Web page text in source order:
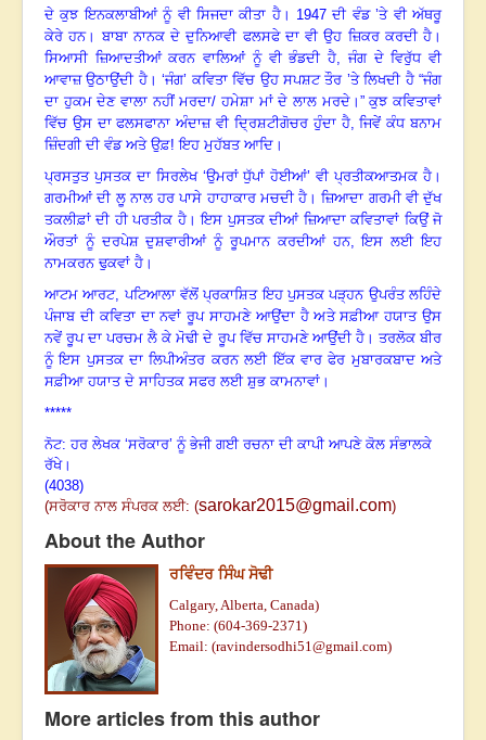
ਦੇ ਕੁਝ ਇਨਕਲਾਬੀਆਂ ਨੂੰ ਵੀ ਸਿਜਦਾ ਕੀਤਾ ਹੈ। 1947 ਦੀ ਵੰਡ ’ਤੇ ਵੀ ਅੱਥਰੂ
ਕੇਰੇ ਹਨ। ਬਾਬਾ ਨਾਨਕ ਦੇ ਦੁਨਿਆਵੀ ਫਲਸਫੇ ਦਾ ਵੀ ਉਹ ਜ਼ਿਕਰ ਕਰਦੀ ਹੈ।
ਸਿਆਸੀ ਜ਼ਿਆਦਤੀਆਂ ਕਰਨ ਵਾਲਿਆਂ ਨੂੰ ਵੀ ਭੰਡਦੀ ਹੈ, ਜੰਗ ਦੇ ਵਿਰੁੱਧ ਵੀ
ਆਵਾਜ਼ ਉਠਾਉਂਦੀ ਹੈ।‘ਜੰਗ’ ਕਵਿਤਾ ਵਿੱਚ ਉਹ ਸਪਸ਼ਟ ਤੌਰ ’ਤੇ ਲਿਖਦੀ ਹੈ “ਜੰਗ
ਦਾ ਹੁਕਮ ਦੇਣ ਵਾਲਾ ਨਹੀਂ ਮਰਦਾ/ ਹਮੇਸ਼ਾ ਮਾਂ ਦੇ ਲਾਲ ਮਰਦੇ।”ਕੁਝ ਕਵਿਤਾਵਾਂ
ਵਿੱਚ ਉਸ ਦਾ ਫਲਸਫਾਨਾ ਅੰਦਾਜ਼ ਵੀ ਦ੍ਰਿਸ਼ਟੀਗੋਚਰ ਹੁੰਦਾ ਹੈ, ਜਿਵੇਂ ਕੰਧ ਬਨਾਮ
ਜ਼ਿੰਦਗੀ ਦੀ ਵੰਡ ਅਤੇ ਉਫ਼! ਇਹ ਮੁਹੱਬਤ ਆਦਿ ।
ਪ੍ਰਸਤੁਤ ਪੁਸਤਕ ਦਾ ਸਿਰਲੇਖ ‘ਉਮਰਾਂ ਧੁੱਪਾਂ ਹੋਈਆਂ’ ਵੀ ਪ੍ਰਤੀਕਆਤਮਕ ਹੈ ।
ਗਰਮੀਆਂ ਦੀ ਲੂ ਨਾਲ ਹਰ ਪਾਸੇ ਹਾਹਾਕਾਰ ਮਚਦੀ ਹੈ । ਜ਼ਿਆਦਾ ਗਰਮੀ ਵੀ ਦੁੱਖ
ਤਕਲੀਫ਼ਾਂ ਦੀ ਹੀ ਪਰਤੀਕ ਹੈ।ਇਸ ਪੁਸਤਕ ਦੀਆਂ ਜ਼ਿਆਦਾ ਕਵਿਤਾਵਾਂ ਕਿਉਂ ਜੋ
ਔਰਤਾਂ ਨੂੰ ਦਰਪੇਸ਼ ਦੁਸ਼ਵਾਰੀਆਂ ਨੂੰ ਰੂਪਮਾਨ ਕਰਦੀਆਂ ਹਨ, ਇਸ ਲਈ ਇਹ
ਨਾਮਕਰਨ ਢੁਕਵਾਂ ਹੈ ।
ਆਟਮ ਆਰਟ, ਪਟਿਆਲਾ ਵੱਲੋਂ ਪ੍ਰਕਾਸ਼ਿਤ ਇਹ ਪੁਸਤਕ ਪੜ੍ਹਨ ਉਪਰੰਤ ਲਹਿੰਦੇ
ਪੰਜਾਬ ਦੀ ਕਵਿਤਾ ਦਾ ਨਵਾਂ ਰੂਪ ਸਾਹਮਣੇ ਆਉਂਦਾ ਹੈ ਅਤੇ ਸਫ਼ੀਆ ਹਯਾਤ ਉਸ
ਨਵੇਂ ਰੂਪ ਦਾ ਪਰਚਮ ਲੈ ਕੇ ਮੋਢੀ ਦੇ ਰੂਪ ਵਿੱਚ ਸਾਹਮਣੇ ਆਉਂਦੀ ਹੈ। ਤਰਲੋਕ ਬੀਰ
ਨੂੰ ਇਸ ਪੁਸਤਕ ਦਾ ਲਿਪੀਅੰਤਰ ਕਰਨ ਲਈ ਇੱਕ ਵਾਰ ਫੇਰ ਮੁਬਾਰਕਬਾਦ ਅਤੇ
ਸਫ਼ੀਆ ਹਯਾਤ ਦੇ ਸਾਹਿਤਕ ਸਫਰ ਲਈ ਸ਼ੁਭ ਕਾਮਨਾਵਾਂ ।
*****
ਨੋਟ: ਹਰ ਲੇਖਕ ‘ਸਰੋਕਾਰ’ ਨੂੰ ਭੇਜੀ ਗਈ ਰਚਨਾ ਦੀ ਕਾਪੀ ਆਪਣੇ ਕੋਲ ਸੰਭਾਲਕੇ
ਰੱਖੇ।
(4038)
(ਸਰੋਕਾਰ ਨਾਲ ਸੰਪਰਕ ਲਈ: (sarokar2015@gmail.com)
About the Author
ਰਵਿੰਦਰ ਸਿੰਘ ਸੋਢੀ
Calgary, Alberta, Canada)
Phone: (604-369-2371)
Email: (ravindersodhi51@gmail.com)
More articles from this author